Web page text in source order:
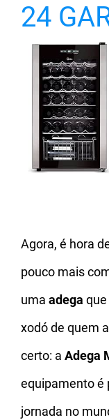
24
Agora, é hora
pouco mais
uma adega
xodó de quem
certo: a Adega
equipamento é
jornada no